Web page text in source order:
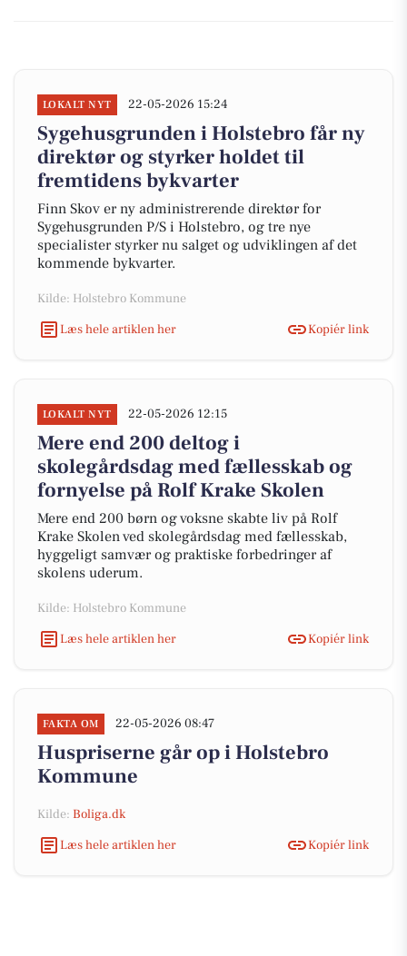
LOKALT NYT 22-05-2026 15:24
Sygehusgrunden i Holstebro får ny
direktør og styrker holdet til
fremtidens bykvarter
Finn Skov er ny administrerende direktør for
Sygehusgrunden P/S i Holstebro, og tre nye
specialister styrker nu salget og udviklingen af det
kommende bykvarter.
Kilde: Holstebro Kommune
Læs hele artiklen her
Kopiér link
LOKALT NYT 22-05-2026 12:15
Mere end 200 deltog i
skolegårdsdag med fællesskab og
fornyelse på Rolf Krake Skolen
Mere end 200 børn og voksne skabte liv på Rolf
Krake Skolen ved skolegårdsdag med fællesskab,
hyggeligt samvær og praktiske forbedringer af
skolens uderum.
Kilde: Holstebro Kommune
Læs hele artiklen her
Kopiér link
FAKTA OM 22-05-2026 08:47
Huspriserne går op i Holstebro
Kommune
Kilde: Boliga.dk
Læs hele artiklen her
Kopiér link